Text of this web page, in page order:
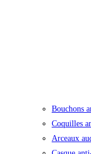
Bouchons
Coquilles
Arceaux